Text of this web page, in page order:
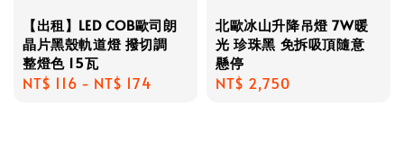
【出租】LED COB歐司朗
晶片黑殼軌道燈 撥切調
整燈色 15瓦
Regular
NT$ 116 - NT$ 174
北歐冰山升降吊燈 7W暖
光 珍珠黑 免拆吸頂隨意
懸停
Regular
NT$ 2,750